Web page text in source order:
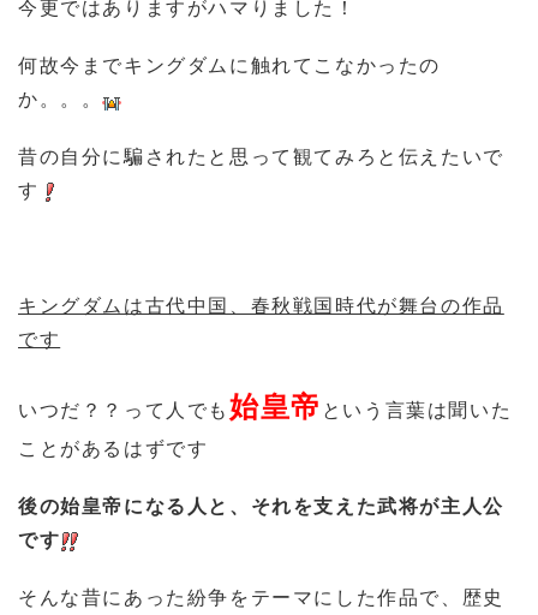
今更ではありますがハマりました！
何故今までキングダムに触れてこなかったの
か。。。
昔の自分に騙されたと思って観てみろと伝えたいで
す
キングダムは古代中国、春秋戦国時代が舞台の作品
です
いつだ？？って人でも始皇帝 という言葉は聞いた
ことがあるはずです
後の始皇帝になる人と、それを支えた武将が主人公
です
そんな昔にあった紛争をテーマにした作品で、歴史